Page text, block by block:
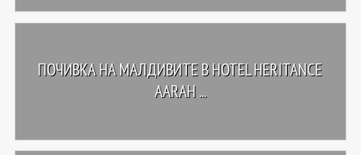
ПОЧИВКА НА МАЛДИВИТЕ В HOTEL HERITANCE
AARAH ...